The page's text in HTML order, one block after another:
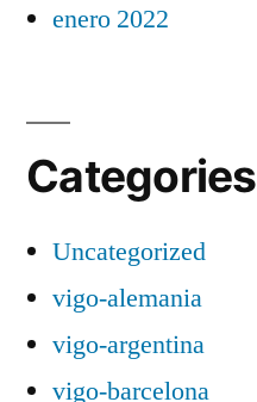
enero 2022
Categories
Uncategorized
vigo-alemania
vigo-argentina
vigo-barcelona